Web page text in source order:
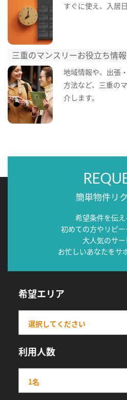
すぐに使え、入居
三重のマンスリーお役立ち情報
地域情報や、出張
方法など、三重の
介します。
簡単物件リ
希望条件を伝え
初めての方やリピ
大人気のサー
お忙しいあなたをサ
希望エリア
利用人数